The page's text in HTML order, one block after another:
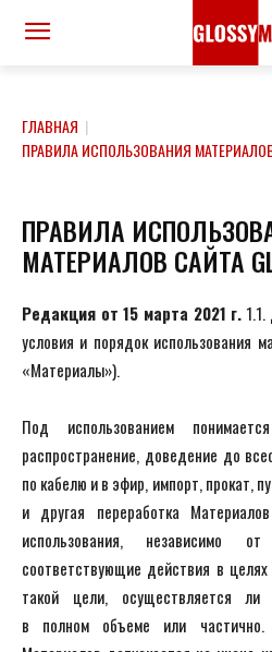
ГЛАВНАЯ |
ПРАВИЛА ИСПОЛЬЗОВАНИЯ МАТЕРИАЛОВ
ПРАВИЛА
МАТЕРИАЛОВ САЙТА
Редакция от 15 марта 2021 г.
условия и порядок использования
«Материалы»).
Под использованием
распространение, доведение до
по кабелю и в эфир, импорт, прокат,
и другая переработка
использования, независимо
соответствующие действия в
такой цели, осуществляется ли
в полном объеме или частично.